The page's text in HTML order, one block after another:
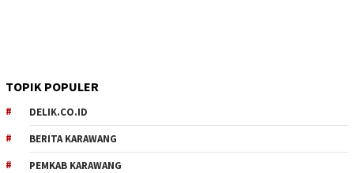
TOPIK POPULER
DELIK.CO.ID
BERITA KARAWANG
PEMKAB KARAWANG